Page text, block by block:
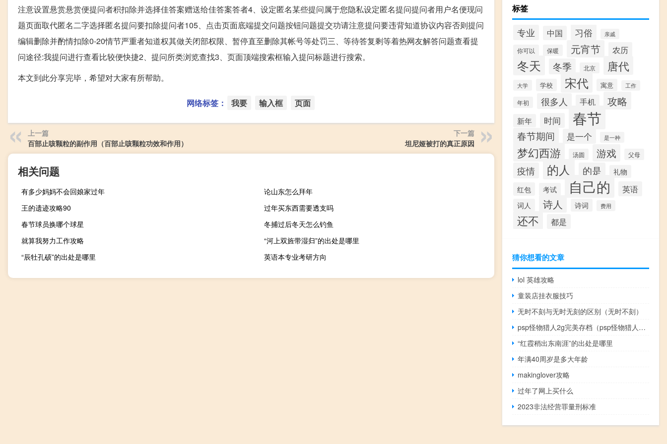
注意设置悬赏悬赏便提问者积扣除并选择佳答案赠送给佳答案答者4、设定匿名某些提问属于您隐私设定匿名提问提问者用户名便现问
题页面取代匿名二字选择匿名提问要扣除提问者105、点击页面底端提交问题按钮问题提交功请注意提问要违背知道协议内容否则提问
编辑删除并酌情扣除0-20情节严重者知道权其做关闭部权限、暂停直至删除其帐号等处罚三、等待答复剩等着热网友解答问题查看提
问途径:我提问进行查看比较便快捷2、提问所类浏览查找3、页面顶端搜索框输入提问标题进行搜索。
本文到此分享完毕，希望对大家有所帮助。
网络标签： 我要 输入框 页面
上一篇
百部止咳颗粒的副作用（百部止咳颗粒功效和作用）
下一篇
坦尼娅被打的真正原因
相关问题
有多少妈妈不会回娘家过年
论山东怎么拜年
王的遗迹攻略90
过年买东西需要透支吗
春节球员换哪个球星
冬捕过后冬天怎么钓鱼
就算我努力工作攻略
“河上双旌带湿归”的出处是哪里
“辰牡孔硕”的出处是哪里
英语本专业考研方向
标签
专业 中国 习俗 亲戚
你可以 保暖 元宵节 农历
冬天 冬季 北京 唐代
大学 学校 宋代 寓意 工作
年初 很多人 手机 攻略
新年 时间 春节
春节期间 是一个 是一种
梦幻西游 汤圆 游戏 父母
疫情 的人 的是 礼物
红包 考试 自己的 英语
词人 诗人 诗词 费用
还不 都是
猜你想看的文章
lol 英雄攻略
童装店挂衣服技巧
无时不刻与无时无刻的区别（无时不刻）
psp怪物猎人2g完美存档（psp怪物猎人2G存档）
“红霞稍出东南涯”的出处是哪里
年满40周岁是多大年龄
makinglover攻略
过年了网上买什么
2023非法经营罪量刑标准